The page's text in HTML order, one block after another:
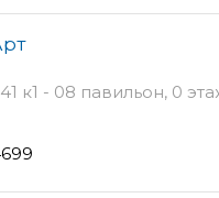
к1 - 08 павильон, 0